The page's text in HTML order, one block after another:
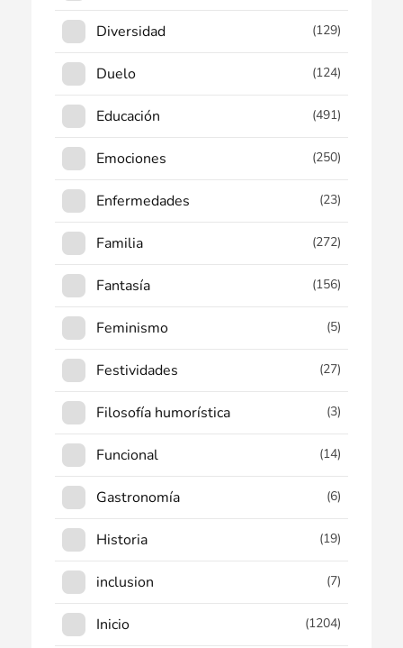
Diversidad (129)
Duelo (124)
Educación (491)
Emociones (250)
Enfermedades (23)
Familia (272)
Fantasía (156)
Feminismo (5)
Festividades (27)
Filosofía humorística (3)
Funcional (14)
Gastronomía (6)
Historia (19)
inclusion (7)
Inicio (1204)